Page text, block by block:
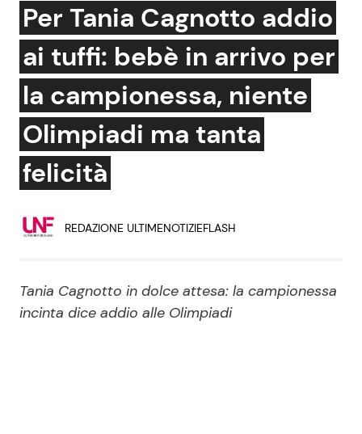
News e Cronaca
Attualità Italiana
Dal Mondo
Economia
Persone Scomparse
Gossip e TV
Bellezze VIP
Coppie VIP
Soap Opera
Per Tania Cagnotto addio
ai tuffi: bebè in arrivo per
la campionessa, niente
Olimpiadi ma tanta
felicità
REDAZIONE ULTIMENOTIZIEFLASH
Tania Cagnotto in dolce attesa: la campionessa
incinta dice addio alle Olimpiadi